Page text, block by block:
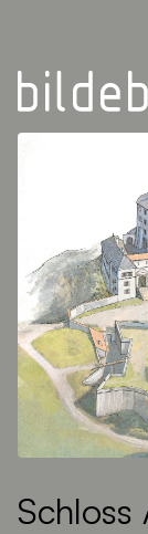
Schloss